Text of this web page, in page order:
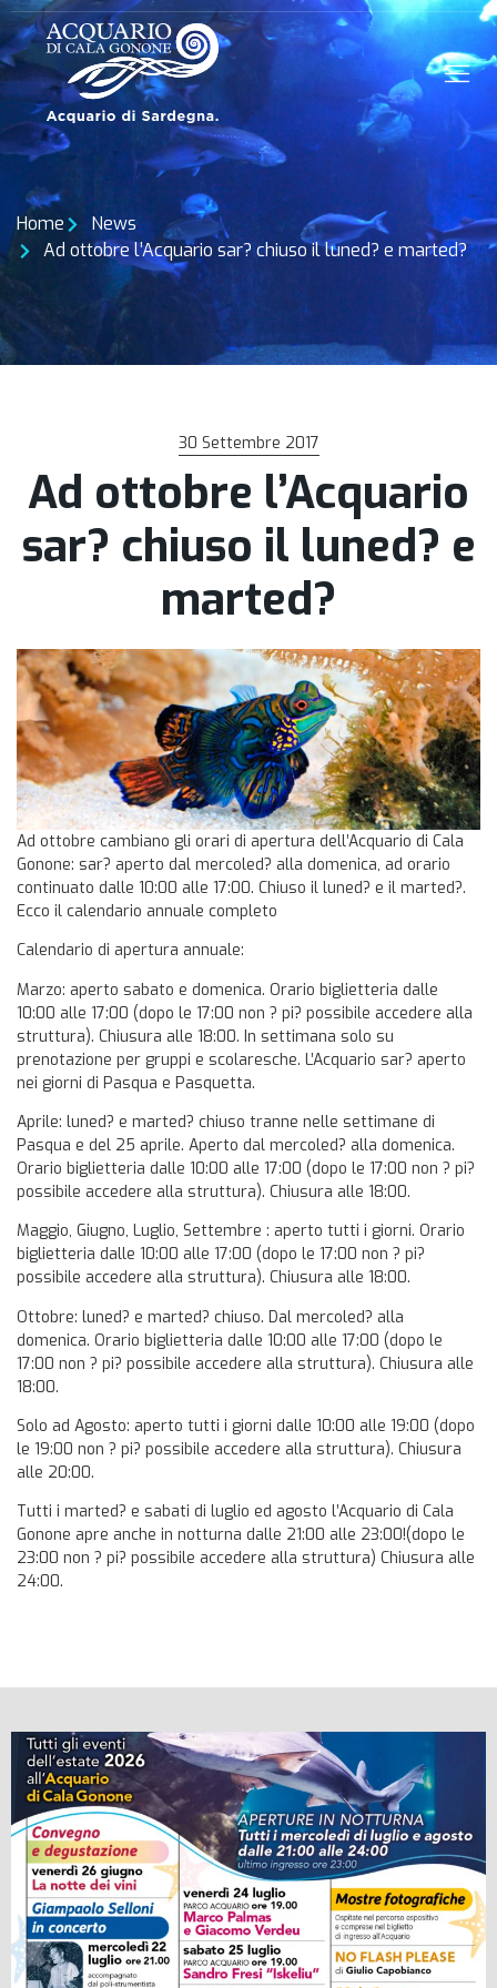
Home
News
Ad ottobre l’Acquario sar? chiuso il luned? e marted?
30 Settembre 2017
Ad ottobre l’Acquario
sar? chiuso il luned? e
marted?
Ad ottobre cambiano gli orari di apertura dell’Acquario di Cala
Gonone: sar? aperto dal mercoled? alla domenica, ad orario
continuato dalle 10:00 alle 17:00. Chiuso il luned? e il marted?.
Ecco il calendario annuale completo
Calendario di apertura annuale:
Marzo: aperto sabato e domenica. Orario biglietteria dalle
10:00 alle 17:00 (dopo le 17:00 non ? pi? possibile accedere alla
struttura). Chiusura alle 18:00. In settimana solo su
prenotazione per gruppi e scolaresche. L’Acquario sar? aperto
nei giorni di Pasqua e Pasquetta.
Aprile: luned? e marted? chiuso tranne nelle settimane di
Pasqua e del 25 aprile. Aperto dal mercoled? alla domenica.
Orario biglietteria dalle 10:00 alle 17:00 (dopo le 17:00 non ? pi?
possibile accedere alla struttura). Chiusura alle 18:00.
Maggio, Giugno, Luglio, Settembre : aperto tutti i giorni. Orario
biglietteria dalle 10:00 alle 17:00 (dopo le 17:00 non ? pi?
possibile accedere alla struttura). Chiusura alle 18:00.
Ottobre: luned? e marted? chiuso. Dal mercoled? alla
domenica. Orario biglietteria dalle 10:00 alle 17:00 (dopo le
17:00 non ? pi? possibile accedere alla struttura). Chiusura alle
18:00.
Solo ad Agosto: aperto tutti i giorni dalle 10:00 alle 19:00 (dopo
le 19:00 non ? pi? possibile accedere alla struttura). Chiusura
alle 20:00.
Tutti i marted? e sabati di luglio ed agosto l’Acquario di Cala
Gonone apre anche in notturna dalle 21:00 alle 23:00!(dopo le
23:00 non ? pi? possibile accedere alla struttura) Chiusura alle
24:00.